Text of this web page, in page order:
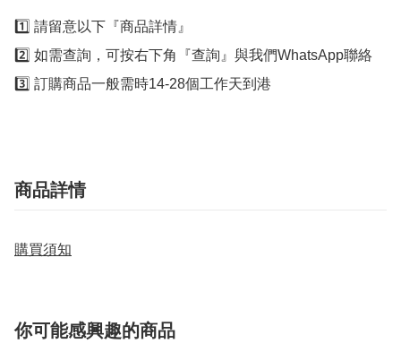
1️⃣ 請留意以下『商品詳情』
2️⃣ 如需查詢，可按右下角『查詢』與我們WhatsApp聯絡
3️⃣ 訂購商品一般需時14-28個工作天到港
商品詳情
購買須知
你可能感興趣的商品